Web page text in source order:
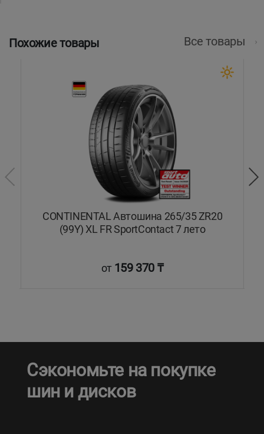
Похожие товары Все товары
CONTINENTAL Автошина 265/35 ZR20
(99Y) XL FR SportContact 7 лето
от 159 370 ₸
Сэкономьте на покупке
шин и дисков